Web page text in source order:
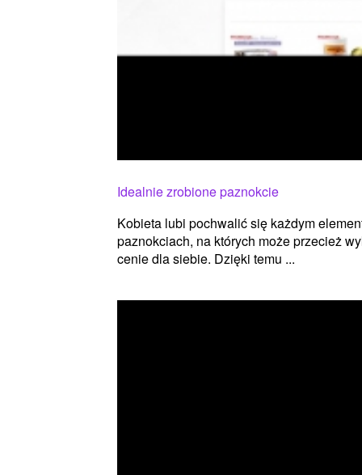
Idealnie zrobione paznokcie
Kobieta lubi pochwalić się każdym
paznokciach, na których może przecież
cenie dla siebie. Dzięki temu ...